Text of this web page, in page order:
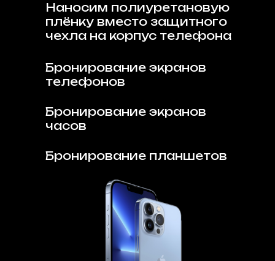
Наносим полиуретановую
плёнку вместо защитного
чехла на корпус телефона
Бронирование экранов
телефонов
Бронирование экранов
часов
Бронирование планшетов